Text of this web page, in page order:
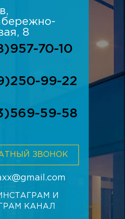
8
70-10
99-22
59-58
ЗВОНОК
И
КАНАЛ